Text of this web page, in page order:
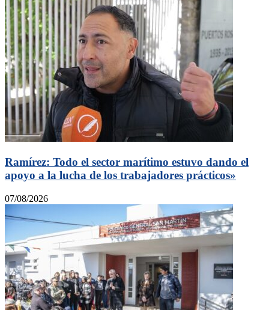
Ramírez: Todo el sector marítimo estuvo dando el
apoyo a la lucha de los trabajadores prácticos»
07/08/2026